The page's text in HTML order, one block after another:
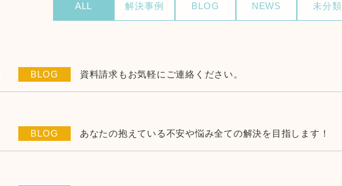
ALL 解決事例 BLOG NEWS 未分類
BLOG 資料請求もお気軽にご連絡ください。
BLOG あなたの抱えている不安や悩み全ての解決を目指します！